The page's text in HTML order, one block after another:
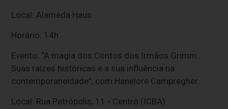
Local: Alameda Haus
Horário: 14h
Evento: “A magia dos Contos dos Irmãos Grimm...
Suas raízes históricas e a sua influência na
contemporaneidade”, com Hanelore Campregher
Local: Rua Petrópolis, 11 - Centro (ICBA)